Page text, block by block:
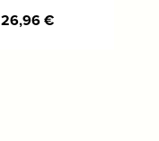
26,96€